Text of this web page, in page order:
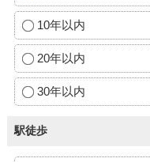
10年以内
20年以内
30年以内
駅徒歩